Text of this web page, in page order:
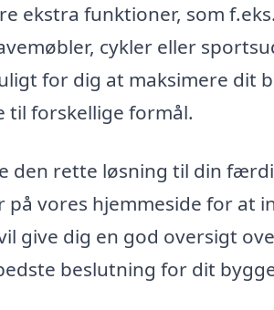
ekstra funktioner, som
cykler eller
for dig at maksimere dit
til forskellige formål.
den rette løsning til din
på vores hjemmeside for at
give dig en god oversigt
beslutning for dit